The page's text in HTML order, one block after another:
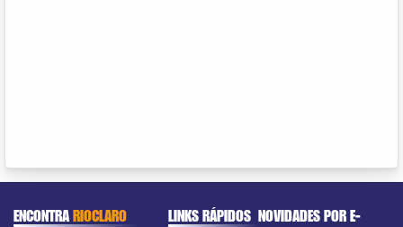
ENCONTRARIOCLARO LINKS RÁPIDOS NOVIDADES POR E-